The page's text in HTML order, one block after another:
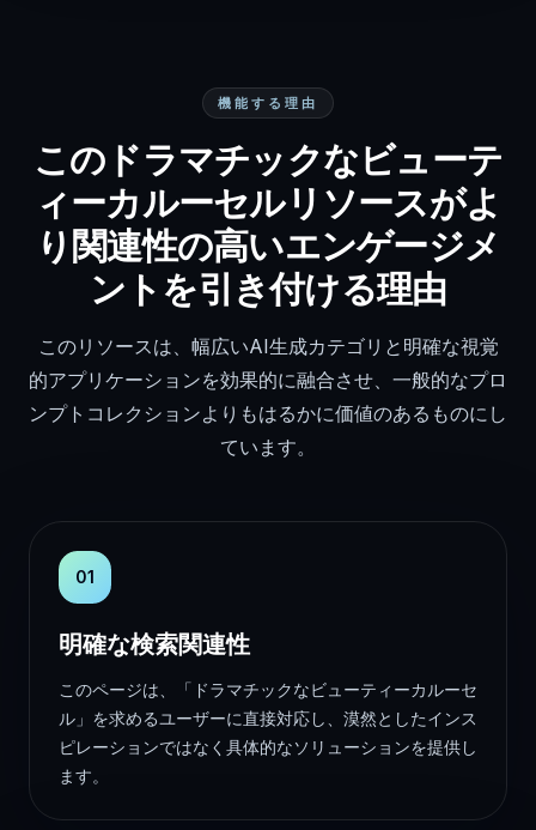
機能する理由
このドラマチックなビューテ
ィーカルーセルリソースがよ
り関連性の高いエンゲージメ
ントを引き付ける理由
このリソースは、幅広いAI生成カテゴリと明確な視覚
的アプリケーションを効果的に融合させ、一般的なプロ
ンプトコレクションよりもはるかに価値のあるものにし
ています。
01
明確な検索関連性
このページは、「ドラマチックなビューティーカルーセ
ル」を求めるユーザーに直接対応し、漠然としたインス
ピレーションではなく具体的なソリューションを提供し
ます。